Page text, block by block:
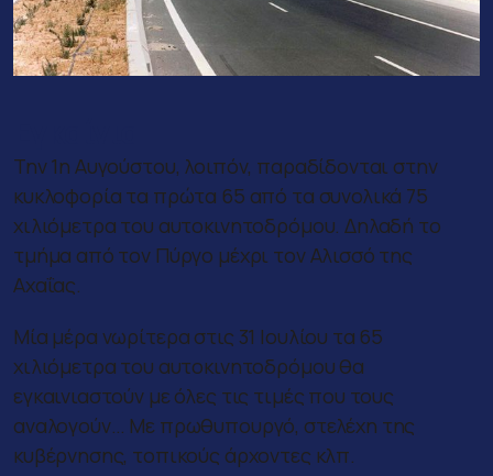
Την 1η Αυγούστου, λοιπόν, παραδίδονται στην
κυκλοφορία τα πρώτα 65 από τα συνολικά 75
χιλιόμετρα του αυτοκινητοδρόμου. Δηλαδή το
τμήμα από τον Πύργο μέχρι τον Αλισσό της
Αχαΐας.
Μία μέρα νωρίτερα στις 31 Ιουλίου τα 65
χιλιόμετρα του αυτοκινητοδρόμου θα
εγκαινιαστούν με όλες τις τιμές που τους
αναλογούν… Με πρωθυπουργό, στελέχη της
κυβέρνησης, τοπικούς άρχοντες κλπ.